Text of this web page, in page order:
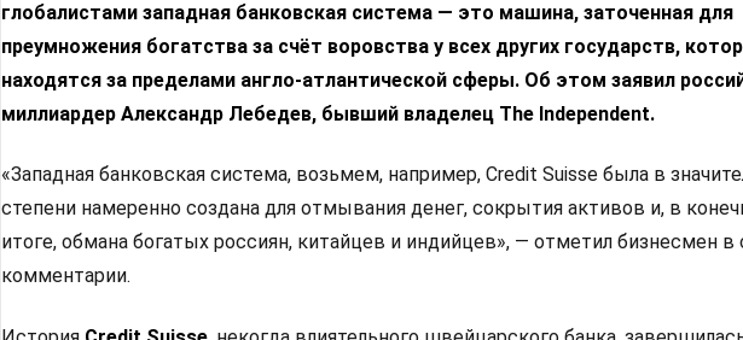
глобалистами западная банковская система — это машина, заточенная для
преумножения богатства за счёт воровства у всех других государств,
находятся за пределами англо-атлантической сферы. Об этом заявил
миллиардер Александр Лебедев, бывший владелец The Independent.
«Западная банковская система, возьмем, например, Credit Suisse была в
степени намеренно создана для отмывания денег, сокрытия активов и, в
итоге, обмана богатых россиян, китайцев и индийцев», — отметил бизнесмен
комментарии.